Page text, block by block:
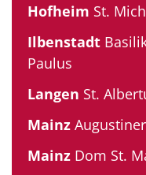
Hofheim St.
Ilbenstadt
Paulus
Langen St.
Mainz
Mainz Dom St.